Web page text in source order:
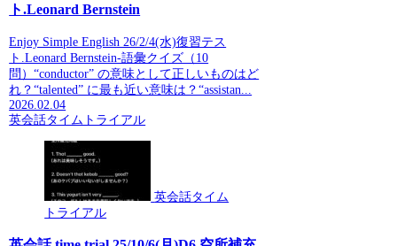
ト.Leonard Bernstein
Enjoy Simple English 26/2/4(水)復習テス
ト.Leonard Bernstein-語彙クイズ（10
問）“conductor” の意味として正しいものはど
れ？“talented” に最も近い意味は？“assistan...
2026.02.04
英会話タイムトライアル
英会話タイム
トライアル